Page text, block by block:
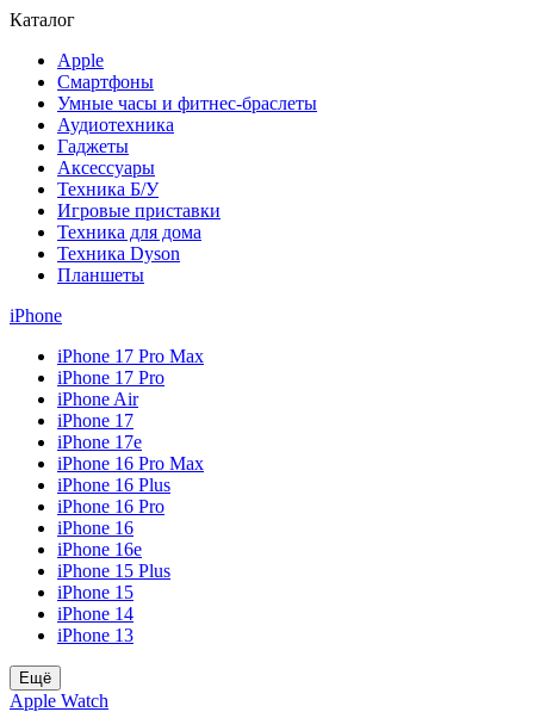
Каталог
Apple
Смартфоны
Умные часы и фитнес-браслеты
Аудиотехника
Гаджеты
Аксессуары
Техника Б/У
Игровые приставки
Техника для дома
Техника Dyson
Планшеты
iPhone
iPhone 17 Pro Max
iPhone 17 Pro
iPhone Air
iPhone 17
iPhone 17e
iPhone 16 Pro Max
iPhone 16 Plus
iPhone 16 Pro
iPhone 16
iPhone 16e
iPhone 15 Plus
iPhone 15
iPhone 14
iPhone 13
Ещё
Apple Watch